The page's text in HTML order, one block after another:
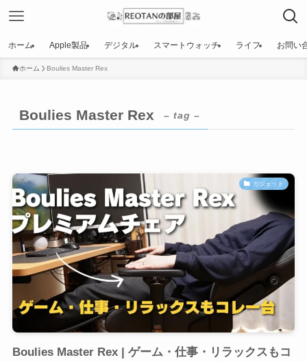
ホーム Apple製品 デジタル スマートウォッチ ライフ お問い
ホーム Boulies Master Rex
Boulies Master Rex – tag –
ガジェット
Boulies Master Rex | ゲーム・仕事・リラックスもコ